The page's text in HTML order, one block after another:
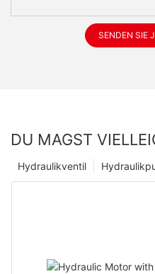
SENDEN SIE
DU MAGST
Hydraulikventil